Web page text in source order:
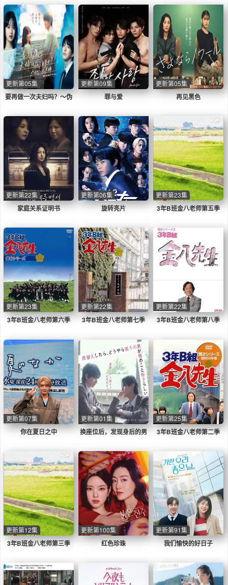
要再做一次夫妇吗？～伪
更新第05集
罪与爱
更新第09集
再见黑色
更新第05集
家庭关系证明书
更新第22集
旋转亮片
更新第06集
3年B班金八老师第五季
更新第23集
3年B班金八老师第六季
更新第23集
3年B班金八老师第七季
更新第22集
3年B班金八老师第八季
更新第22集
你在夏日之中
更新第07集
换座位后，发现身后的男
更新第01集
3年B班金八老师第二季
更新第25集
3年B班金八老师第三季
更新第12集
红色珍珠
更新第100集
我们愉快的好日子
更新第91集